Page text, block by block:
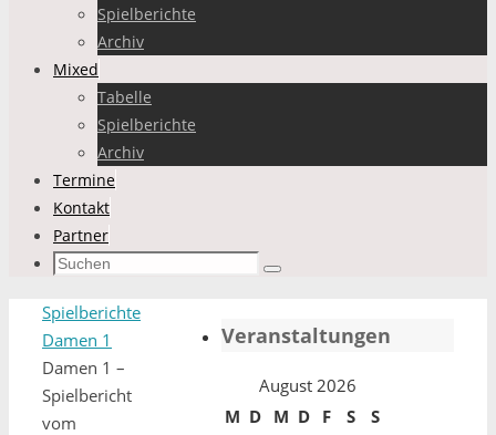
Spielberichte
Archiv
Mixed
Tabelle
Spielberichte
Archiv
Termine
Kontakt
Partner
Suchen
Suchen
Start
Spielberichte
Damen 1
Damen 1 –
Spielbericht
vom
Veranstaltungen
August 2026
M D M D F S
S